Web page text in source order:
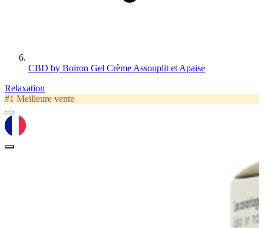
CBD by Boiron Gel Crème Assouplit et Apaise
Relaxation
#1 Meilleure vente